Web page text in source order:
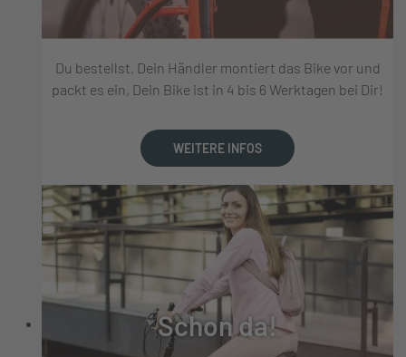
Du bestellst, Dein Händler montiert das Bike vor und
packt es ein, Dein Bike ist in 4 bis 6 Werktagen bei Dir!
WEITERE INFOS
Schon da!